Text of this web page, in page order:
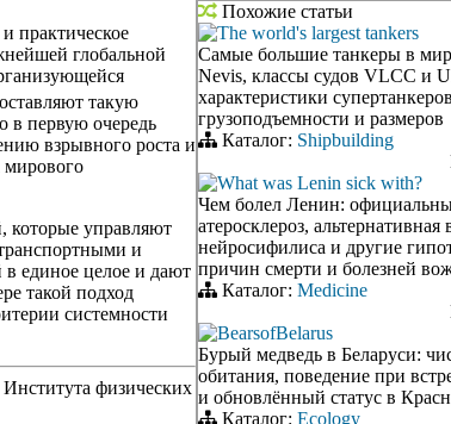
практическое
глобальной
такую
в первую очередь
взрывного роста и
мирового
которые управляют
и
единое целое и дают
такой подход
системности
физических
Похожие статьи
The world's largest tankers
Самые большие танкеры в
Nevis, классы судов VLCC и
характеристики
грузоподъемности и размеров
Каталог: Shipbuilding
What was Lenin sick with?
Чем болел Ленин:
атеросклероз, альтернативная
нейросифилиса и другие
причин смерти и болезней
Каталог: Medicine
BearsofBelarus
Бурый медведь в Беларуси:
обитания, поведение при
и обновлённый статус в
Каталог: Ecology